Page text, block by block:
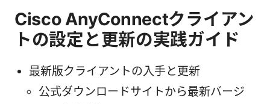
Cisco AnyConnectクライアン
トの設定と更新の実践ガイド
最新版クライアントの入手と更新
公式ダウンロードサイトから最新バージ